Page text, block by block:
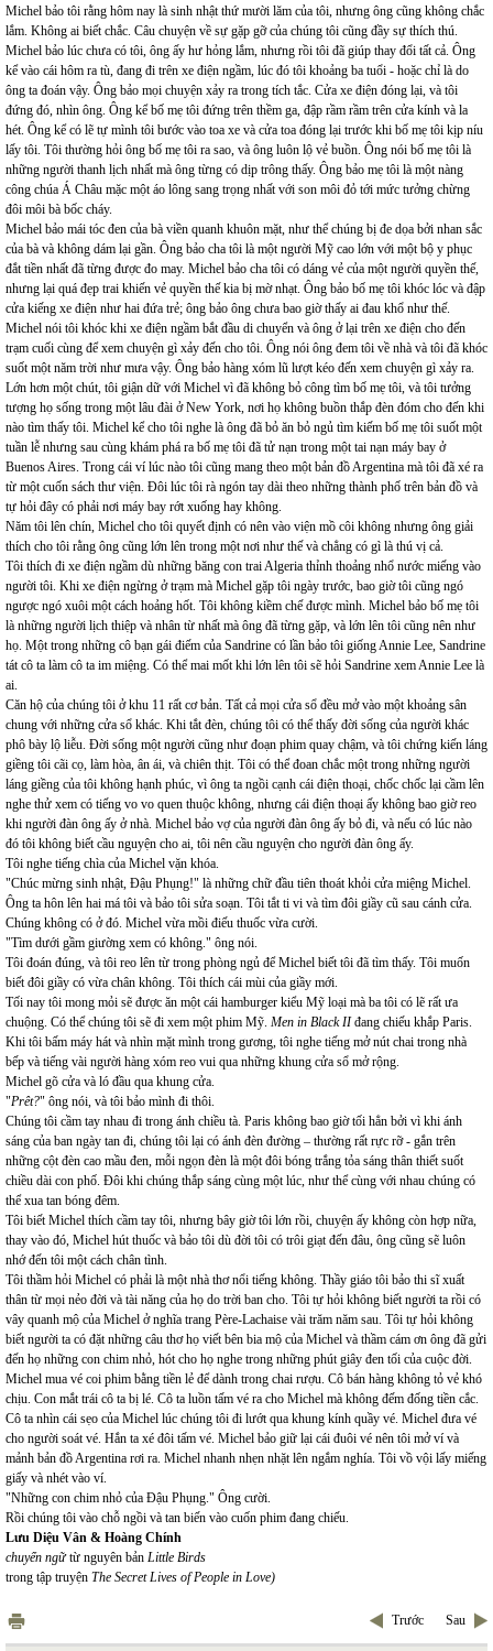
Michel bảo tôi rằng hôm nay là sinh nhật thứ mười lăm của tôi, nhưng ông cũng không chắc
lắm. Không ai biết chắc. Câu chuyện về sự gặp gỡ của chúng tôi cũng đầy sự thích thú.
Michel bảo lúc chưa có tôi, ông ấy hư hỏng lắm, nhưng rồi tôi đã giúp thay đổi tất cả. Ông
kể vào cái hôm ra tù, đang đi trên xe điện ngầm, lúc đó tôi khoảng ba tuổi - hoặc chỉ là do
ông ta đoán vậy. Ông bảo mọi chuyện xảy ra trong tích tắc. Cửa xe điện đóng lại, và tôi
đứng đó, nhìn ông. Ông kể bố mẹ tôi đứng trên thềm ga, đập rầm rầm trên cửa kính và la
hét. Ông kể có lẽ tự mình tôi bước vào toa xe và cửa toa đóng lại trước khi bố mẹ tôi kịp níu
lấy tôi. Tôi thường hỏi ông bố mẹ tôi ra sao, và ông luôn lộ vẻ buồn. Ông nói bố mẹ tôi là
những người thanh lịch nhất mà ông từng có dịp trông thấy. Ông bảo mẹ tôi là một nàng
công chúa Á Châu mặc một áo lông sang trọng nhất với son môi đỏ tới mức tưởng chừng
đôi môi bà bốc cháy.
Michel bảo mái tóc đen của bà viền quanh khuôn mặt, như thể chúng bị đe dọa bởi nhan sắc
của bà và không dám lại gần. Ông bảo cha tôi là một người Mỹ cao lớn với một bộ y phục
đắt tiền nhất đã từng được đo may. Michel bảo cha tôi có dáng vẻ của một người quyền thế,
nhưng lại quá đẹp trai khiến vẻ quyền thế kia bị mờ nhạt. Ông bảo bố mẹ tôi khóc lóc và đập
cửa kiếng xe điện như hai đứa trẻ; ông bảo ông chưa bao giờ thấy ai đau khổ như thế.
Michel nói tôi khóc khi xe điện ngầm bắt đầu di chuyển và ông ở lại trên xe điện cho đến
trạm cuối cùng để xem chuyện gì xảy đến cho tôi. Ông nói ông đem tôi về nhà và tôi đã khóc
suốt một năm trời như mưa vậy. Ông bảo hàng xóm lũ lượt kéo đến xem chuyện gì xảy ra.
Lớn hơn một chút, tôi giận dữ với Michel vì đã không bỏ công tìm bố mẹ tôi, và tôi tưởng
tượng họ sống trong một lâu đài ở New York, nơi họ không buồn thắp đèn đóm cho đến khi
nào tìm thấy tôi. Michel kể cho tôi nghe là ông đã bỏ ăn bỏ ngủ tìm kiếm bố mẹ tôi suốt một
tuần lễ nhưng sau cùng khám phá ra bố mẹ tôi đã tử nạn trong một tai nạn máy bay ở
Buenos Aires. Trong cái ví lúc nào tôi cũng mang theo một bản đồ Argentina mà tôi đã xé ra
từ một cuốn sách thư viện. Đôi lúc tôi rà ngón tay dài theo những thành phố trên bản đồ và
tự hỏi đây có phải nơi máy bay rớt xuống hay không.
Năm tôi lên chín, Michel cho tôi quyết định có nên vào viện mồ côi không nhưng ông giải
thích cho tôi rằng ông cũng lớn lên trong một nơi như thế và chẳng có gì là thú vị cả.
Tôi thích đi xe điện ngầm dù những băng con trai Algeria thỉnh thoảng nhổ nước miếng vào
người tôi. Khi xe điện ngừng ở trạm mà Michel gặp tôi ngày trước, bao giờ tôi cũng ngó
ngược ngó xuôi một cách hoảng hốt. Tôi không kiềm chế được mình. Michel bảo bố mẹ tôi
là những người lịch thiệp và nhân từ nhất mà ông đã từng gặp, và lớn lên tôi cũng nên như
họ. Một trong những cô bạn gái điếm của Sandrine có lần bảo tôi giống Annie Lee, Sandrine
tát cô ta làm cô ta im miệng. Có thể mai mốt khi lớn lên tôi sẽ hỏi Sandrine xem Annie Lee là
ai.
Căn hộ của chúng tôi ở khu 11 rất cơ bản. Tất cả mọi cửa sổ đều mở vào một khoảng sân
chung với những cửa sổ khác. Khi tắt đèn, chúng tôi có thể thấy đời sống của người khác
phô bày lộ liễu. Đời sống một người cũng như đoạn phim quay chậm, và tôi chứng kiến láng
giềng tôi cãi cọ, làm hòa, ân ái, và chiên thịt. Tôi có thể đoan chắc một trong những người
láng giềng của tôi không hạnh phúc, vì ông ta ngồi cạnh cái điện thoại, chốc chốc lại cầm lên
nghe thử xem có tiếng vo vo quen thuộc không, nhưng cái điện thoại ấy không bao giờ reo
khi người đàn ông ấy ở nhà. Michel bảo vợ của người đàn ông ấy bỏ đi, và nếu có lúc nào
đó tôi không biết cầu nguyện cho ai, tôi nên cầu nguyện cho người đàn ông ấy.
Tôi nghe tiếng chìa của Michel vặn khóa.
"Chúc mừng sinh nhật, Đậu Phụng!" là những chữ đầu tiên thoát khỏi cửa miệng Michel.
Ông ta hôn lên hai má tôi và bảo tôi sửa soạn. Tôi tắt ti vi và tìm đôi giầy cũ sau cánh cửa.
Chúng không có ở đó. Michel vừa mồi điếu thuốc vừa cười.
"Tìm dưới gầm giường xem có không." ông nói.
Tôi đoán đúng, và tôi reo lên từ trong phòng ngủ để Michel biết tôi đã tìm thấy. Tôi muốn
biết đôi giầy có vừa chân không. Tôi thích cái mùi của giầy mới.
Tối nay tôi mong mỏi sẽ được ăn một cái hamburger kiểu Mỹ loại mà ba tôi có lẽ rất ưa
chuộng. Có thể chúng tôi sẽ đi xem một phim Mỹ. Men in Black IIđang chiếu khắp Paris.
Khi tôi bấm máy hát và nhìn mặt mình trong gương, tôi nghe tiếng mở nút chai trong nhà
bếp và tiếng vài người hàng xóm reo vui qua những khung cửa sổ mở rộng.
Michel gõ cửa và ló đầu qua khung cửa.
"Prêt?" ông nói, và tôi bảo mình đi thôi.
Chúng tôi cầm tay nhau đi trong ánh chiều tà. Paris không bao giờ tối hẳn bởi vì khi ánh
sáng của ban ngày tan đi, chúng tôi lại có ánh đèn đường – thường rất rực rỡ - gắn trên
những cột đèn cao mầu đen, mỗi ngọn đèn là một đôi bóng trắng tỏa sáng thân thiết suốt
chiều dài con phố. Đôi khi chúng thắp sáng cùng một lúc, như thể cùng với nhau chúng có
thể xua tan bóng đêm.
Tôi biết Michel thích cầm tay tôi, nhưng bây giờ tôi lớn rồi, chuyện ấy không còn hợp nữa,
thay vào đó, Michel hút thuốc và bảo tôi dù đời tôi có trôi giạt đến đâu, ông cũng sẽ luôn
nhớ đến tôi một cách chân tình.
Tôi thầm hỏi Michel có phải là một nhà thơ nổi tiếng không. Thầy giáo tôi bảo thi sĩ xuất
thân từ mọi nẻo đời và tài năng của họ do trời ban cho. Tôi tự hỏi không biết người ta rồi có
vây quanh mộ của Michel ở nghĩa trang Père-Lachaise vài trăm năm sau. Tôi tự hỏi không
biết người ta có đặt những câu thơ họ viết bên bia mộ của Michel và thầm cám ơn ông đã gửi
đến họ những con chim nhỏ, hót cho họ nghe trong những phút giây đen tối của cuộc đời.
Michel mua vé coi phim bằng tiền lẻ để dành trong chai rượu. Cô bán hàng không tỏ vẻ khó
chịu. Con mắt trái cô ta bị lé. Cô ta luồn tấm vé ra cho Michel mà không đếm đống tiền cắc.
Cô ta nhìn cái sẹo của Michel lúc chúng tôi đi lướt qua khung kính quầy vé. Michel đưa vé
cho người soát vé. Hắn ta xé đôi tấm vé. Michel bảo giữ lại cái đuôi vé nên tôi mở ví và
mảnh bản đồ Argentina rơi ra. Michel nhanh nhẹn nhặt lên ngắm nghía. Tôi vồ vội lấy miếng
giấy và nhét vào ví.
"Những con chim nhỏ của Đậu Phụng." Ông cười.
Rồi chúng tôi vào chỗ ngồi và tan biến vào cuốn phim đang chiếu.
Lưu Diệu Vân & Hoàng Chính
chuyển ngữtừ nguyên bản Little Birds
trong tập truyện The Secret Lives of People in Love)
Trước Sau